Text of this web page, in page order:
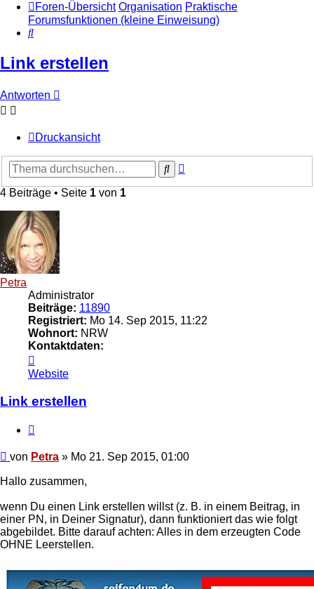
Foren-Übersicht Organisation Praktische
Forumsfunktionen (kleine Einweisung)
Suche
Link erstellen
Antworten
Druckansicht
Suche
4 Beiträge • Seite 1 von 1
Petra
Administrator
Beiträge: 11890
Registriert: Mo 14. Sep 2015, 11:22
Wohnort: NRW
Kontaktdaten:
von
Petra
Website
Link erstellen
Beitrag
von Petra » Mo 21. Sep 2015, 01:00
Hallo zusammen,
wenn Du einen Link erstellen willst (z. B. in einem Beitrag, in
einer PN, in Deiner Signatur), dann funktioniert das wie folgt
abgebildet. Bitte darauf achten: Alles in dem erzeugten Code
OHNE Leerstellen.